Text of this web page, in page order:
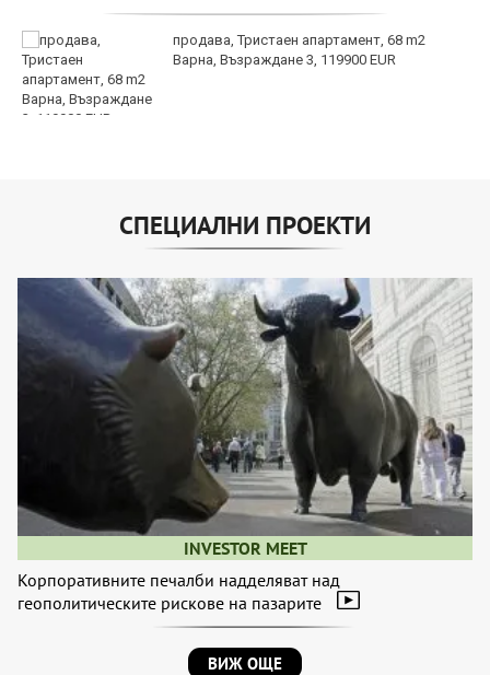
продава, Тристаен апартамент, 68 m2
Варна, Възраждане 3, 119900 EUR
СПЕЦИАЛНИ ПРОЕКТИ
INVESTOR MEET
Корпоративните печалби надделяват над
геополитическите рискове на пазарите
ВИЖ ОЩЕ